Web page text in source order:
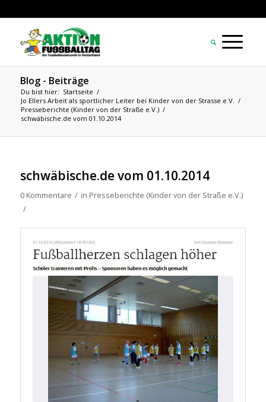
Blog - Beiträge
Du bist hier: Startseite /
Jo Ellers Arbeit als sportlicher Leiter bei Kinder von der Strasse e.V. /
Presseberichte (Kinder von der Straße e.V.) /
schwäbische.de vom 01.10.2014
schwäbische.de vom 01.10.2014
0 Kommentare / in Presseberichte (Kinder von der Straße e.V.)
/